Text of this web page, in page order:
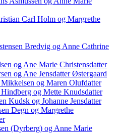
Carl Holm og Margrethe
Bredvig og Anne Cathrine
og Ane Marie Christensdatter
og Ane Jensdatter Østergaard
og Maren Olufdatter
Hindberg og Mette Knudsdatter
Kudsk og Johanne Jensdatter
Degn og Margrethe
(Dyrberg) og Anne Marie